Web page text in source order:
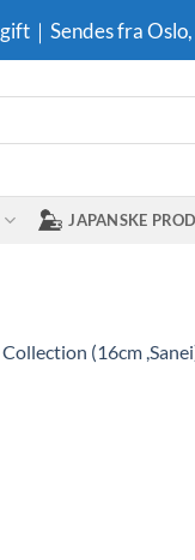
｜Sendes fra
JAPANSKE